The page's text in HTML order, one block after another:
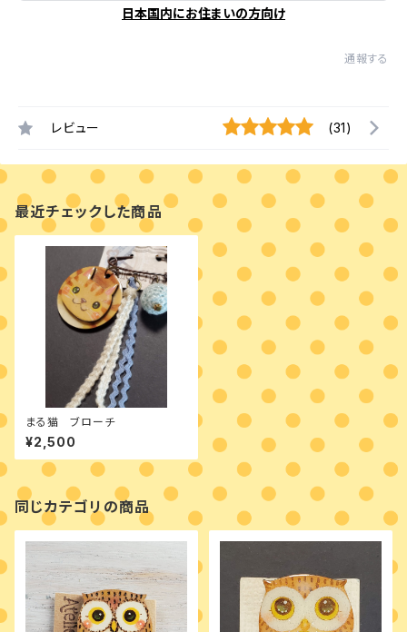
日本国内にお住まいの方向け
通報する
レビュー (31)
最近チェックした商品
まる猫 ブローチ
¥2,500
同じカテゴリの商品